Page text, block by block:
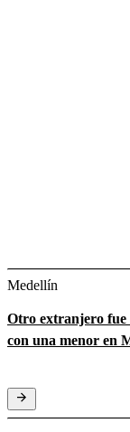
Medellín
Otro extranjero fue
con una menor en